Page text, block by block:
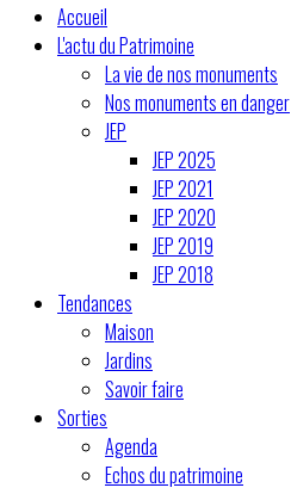
Accueil
L'actu du Patrimoine
La vie de nos monuments
Nos monuments en danger
JEP
JEP 2025
JEP 2021
JEP 2020
JEP 2019
JEP 2018
Tendances
Maison
Jardins
Savoir faire
Sorties
Agenda
Echos du patrimoine